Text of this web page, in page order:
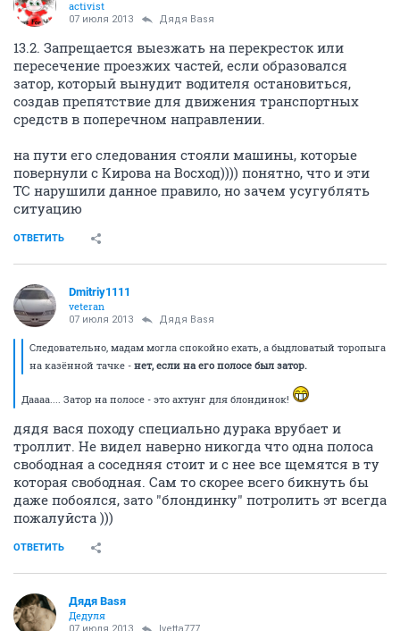
activist
07 июля 2013 Дядя Ваsя
13.2. Запрещается выезжать на перекресток или
пересечение проезжих частей, если образовался
затор, который вынудит водителя остановиться,
создав препятствие для движения транспортных
средств в поперечном направлении.
на пути его следования стояли машины, которые
повернули с Кирова на Восход)))) понятно, что и эти
ТС нарушили данное правило, но зачем усугублять
ситуацию
ОТВЕТИТЬ
Dmitriy1111
veteran
07 июля 2013 Дядя Ваsя
Следовательно, мадам могла спокойно ехать, а быдловатый торопыга
на казённой тачке - нет, если на его полосе был затор.
Даааа.... Затор на полосе - это ахтунг для блондинок!
дядя вася походу специально дурака врубает и
троллит. Не видел наверно никогда что одна полоса
свободная а соседняя стоит и с нее все щемятся в ту
которая свободная. Сам то скорее всего бикнуть бы
даже побоялся, зато "блондинку" потролить эт всегда
пожалуйста )))
ОТВЕТИТЬ
Дядя Ваsя
Дедуля